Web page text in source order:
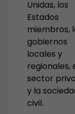
Unidas, los
Estados
miembros,
gobiernos
locales y
regionales,
sector
y la
civil.